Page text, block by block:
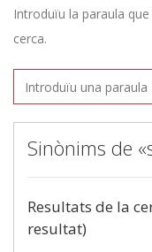
Introduïu la paraula
cerca.
Sinònims de
Resultats de la
resultat)